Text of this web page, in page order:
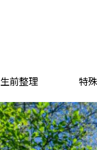
生前整理 特